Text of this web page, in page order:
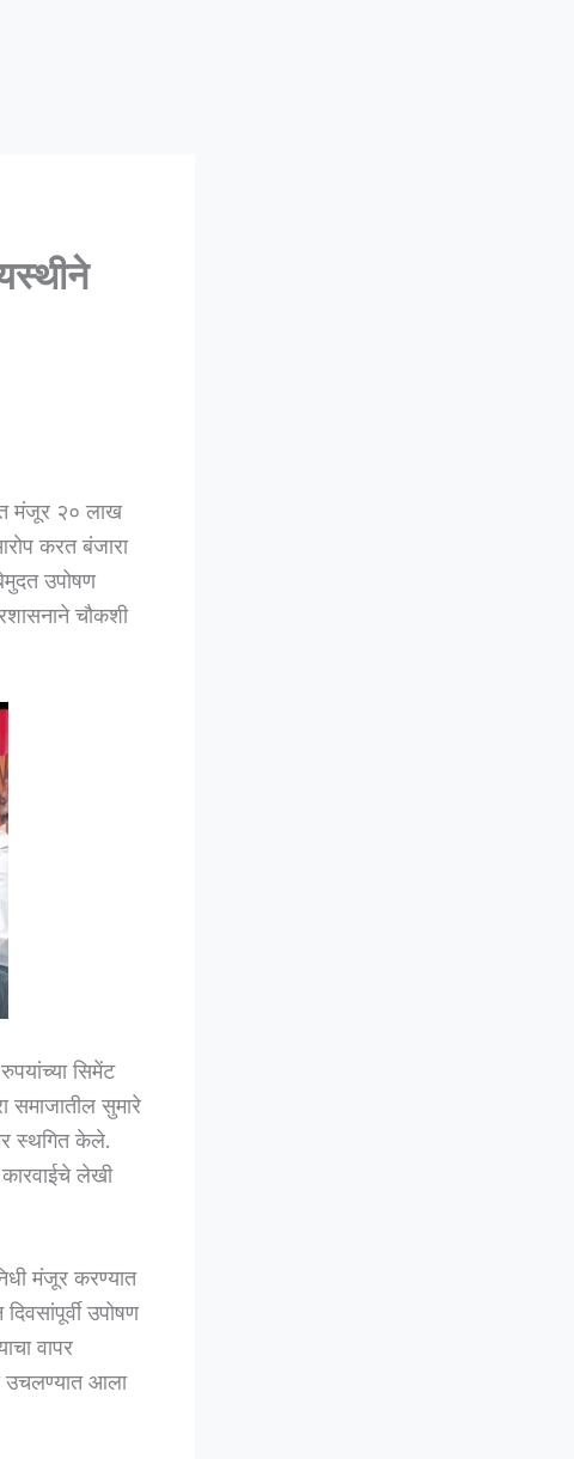
मंजूर २० लाख
करत बंजारा
उपोषण
चौकशी
सिमेंट
समाजातील सुमारे
स्थगित केले.
लेखी
मंजूर करण्यात
उपोषण
वापर
उचलण्यात आला